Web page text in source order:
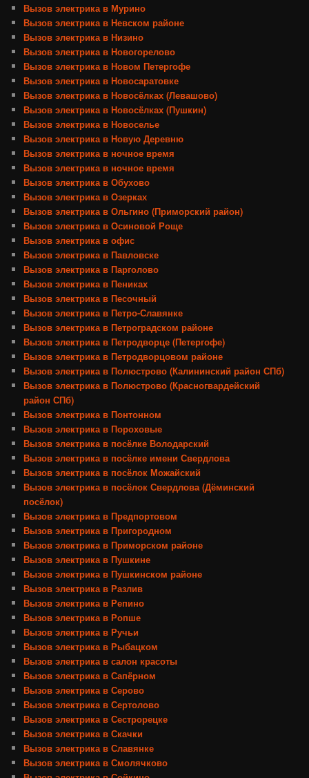
Вызов электрика в Мурино
Вызов электрика в Невском районе
Вызов электрика в Низино
Вызов электрика в Новогорелово
Вызов электрика в Новом Петергофе
Вызов электрика в Новосаратовке
Вызов электрика в Новосёлках (Левашово)
Вызов электрика в Новосёлках (Пушкин)
Вызов электрика в Новоселье
Вызов электрика в Новую Деревню
Вызов электрика в ночное время
Вызов электрика в ночное время
Вызов электрика в Обухово
Вызов электрика в Озерках
Вызов электрика в Ольгино (Приморский район)
Вызов электрика в Осиновой Роще
Вызов электрика в офис
Вызов электрика в Павловске
Вызов электрика в Парголово
Вызов электрика в Пениках
Вызов электрика в Песочный
Вызов электрика в Петро-Славянке
Вызов электрика в Петроградском районе
Вызов электрика в Петродворце (Петергофе)
Вызов электрика в Петродворцовом районе
Вызов электрика в Полюстрово (Калининский район СПб)
Вызов электрика в Полюстрово (Красногвардейский
район СПб)
Вызов электрика в Понтонном
Вызов электрика в Пороховые
Вызов электрика в посёлке Володарский
Вызов электрика в посёлке имени Свердлова
Вызов электрика в посёлок Можайский
Вызов электрика в посёлок Свердлова (Дёминский
посёлок)
Вызов электрика в Предпортовом
Вызов электрика в Пригородном
Вызов электрика в Приморском районе
Вызов электрика в Пушкине
Вызов электрика в Пушкинском районе
Вызов электрика в Разлив
Вызов электрика в Репино
Вызов электрика в Ропше
Вызов электрика в Ручьи
Вызов электрика в Рыбацком
Вызов электрика в салон красоты
Вызов электрика в Сапёрном
Вызов электрика в Серово
Вызов электрика в Сертолово
Вызов электрика в Сестрорецке
Вызов электрика в Скачки
Вызов электрика в Славянке
Вызов электрика в Смолячково